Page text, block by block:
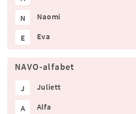
N Naomi
E Eva
NAVO-alfabet
J Juliett
A Alfa